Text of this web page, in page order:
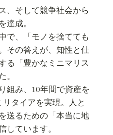
、そして競争社会から
達成。
で、「モノを捨てても
その答えが、知性と仕
る「豊かなミニマリス
。
組み、10年間で資産を
タイアを実現。人と
送るための「本当に地
しています。